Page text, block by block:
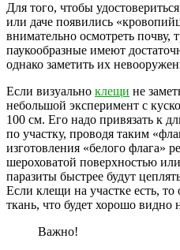
Для того, чтобы
или даче появились
внимательно осмотреть почву,
паукообразные имеют
однако заметить их
Если визуально клещи не
небольшой эксперимент с
100 см. Его надо привязать к
по участку, проводя таким
изготовления «белого флага»
шероховатой поверхностью
паразиты быстрее будут
Если клещи на участке есть, то
ткань, что будет хорошо видно
Важно!